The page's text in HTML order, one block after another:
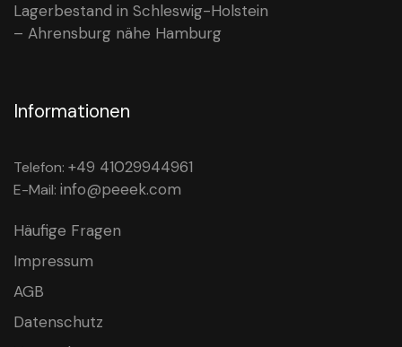
Lagerbestand in Schleswig-Holstein
– Ahrensburg nähe Hamburg
Informationen
Telefon: +49 41029944961
E-Mail: info@peeek.com
Häufige Fragen
Impressum
AGB
Datenschutz